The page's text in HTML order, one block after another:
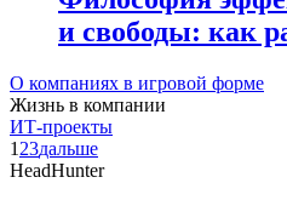
и свободы: как
О компаниях в игровой форме
Жизнь в компании
ИТ-проекты
1 23дальше
HeadHunter